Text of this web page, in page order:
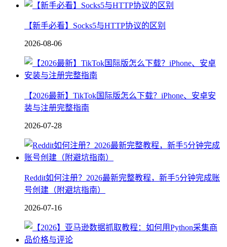
【新手必看】Socks5与HTTP协议的区别
2026-08-06
【2026最新】TikTok国际版怎么下载？iPhone、安卓安
装与注册完整指南
2026-07-28
Reddit如何注册？2026最新完整教程，新手5分钟完成账
号创建（附避坑指南）
2026-07-16